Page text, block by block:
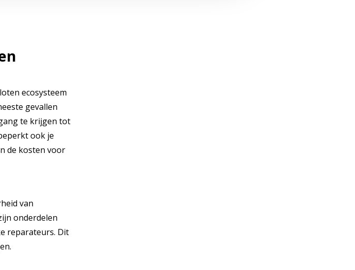
ecosysteem
gevallen
te krijgen tot
ook je
de kosten voor
van
onderdelen
reparateurs. Dit